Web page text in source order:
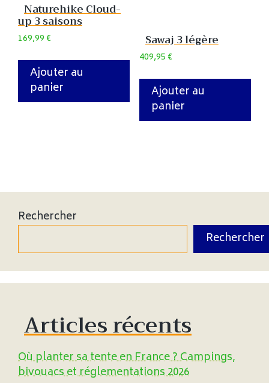
Naturehike Cloud-
up 3 saisons
169,99€
Ajouter au
panier
Sawaj 3 légère
409,95€
Ajouter au
panier
Rechercher
Rechercher
Articles récents
Où planter sa tente en France ? Campings,
bivouacs et réglementations 2026